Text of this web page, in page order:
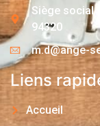
Siège social
94320
m.d@ange-
Liens
Accueil